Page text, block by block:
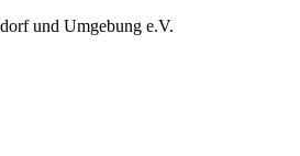
und Umgebung e.V.